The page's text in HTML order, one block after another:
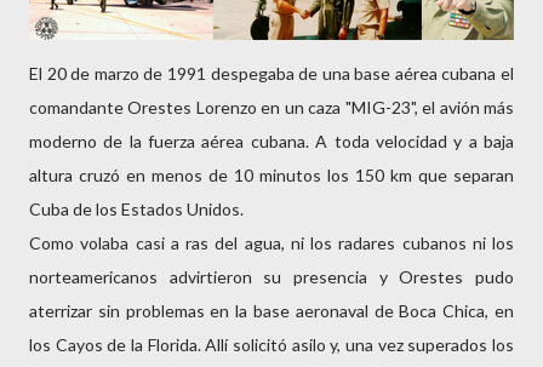
El 20 de marzo de 1991 despegaba de una base aérea cubana el
comandante Orestes Lorenzo en un caza "MIG-23", el avión más
moderno de la fuerza aérea cubana. A toda velocidad y a baja
altura cruzó en menos de 10 minutos los 150 km que separan
Cuba de los Estados Unidos.
Como volaba casi a ras del agua, ni los radares cubanos ni los
norteamericanos advirtieron su presencia y Orestes pudo
aterrizar sin problemas en la base aeronaval de Boca Chica, en
los Cayos de la Florida. Allí solicitó asilo y, una vez superados los